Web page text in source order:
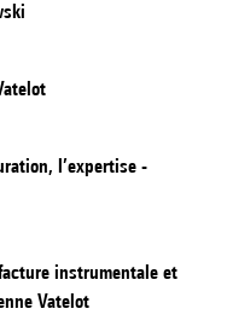
l’expertise -
instrumentale et
Vatelot